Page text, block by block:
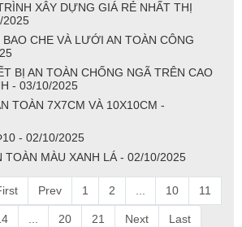
XÂY DỰNG GIÁ RẺ NHẤT THỊ
2025
CHE VÀ LƯỚI AN TOÀN CÔNG
BỊ AN TOÀN CHỐNG NGÃ TRÊN CAO
- 03/10/2025
TOÀN 7X7CM VÀ 10X10CM -
- 02/10/2025
TOÀN MÀU XANH LÁ - 02/10/2025
Prev 1 2 ... 10 11
... 20 21 Next Last